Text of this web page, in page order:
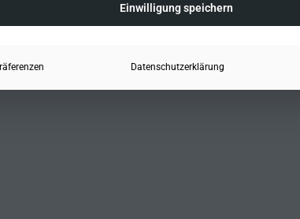
Einwilligung speichern
Datenschutzerklärung